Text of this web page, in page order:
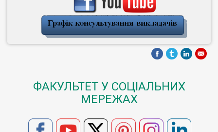
ФАКУЛЬТЕТ У СОЦІАЛЬНИХ
МЕРЕЖАХ